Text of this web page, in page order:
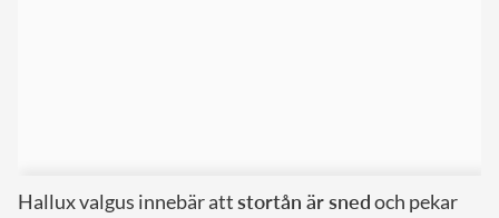
Hallux valgus innebär attstortån är snedoch pekar